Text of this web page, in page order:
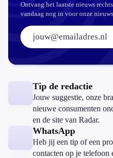
Ontvang het laatste nieuws
vandaag nog in voor onze
E-mailadres:
Tip de redactie
Jouw suggestie, onze
nieuwe consumenten
en de site van Radar.
WhatsApp
Heb jij een tip of een
contacten op je telefoon